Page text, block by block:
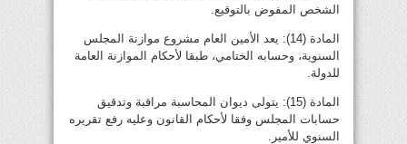
الشخص المفوض بالتوقيع.
المادة (14): يعد الأمين العام مشروع موازنة المجلس
السنوية، وحسابه الختامي، طبقا لأحكام الموازنة العامة
للدولة.
المادة (15): يتولى ديوان المحاسبة مراقبة وتدقيق
حسابات المجلس وفقا لأحكام القانون وعليه رفع تقريره
السنوي للأمير.